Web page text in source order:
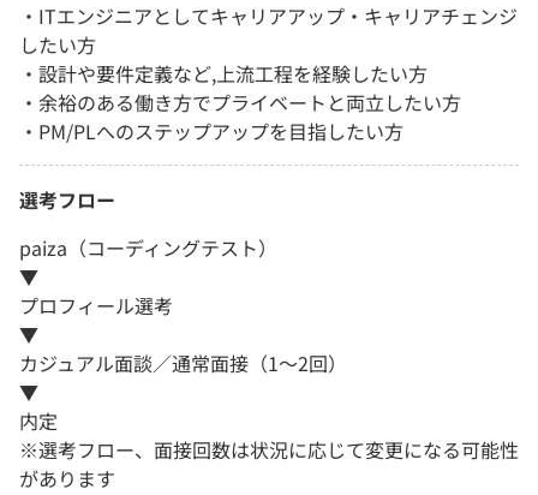
・ITエンジニアとしてキャリアアップ・キャリアチェンジ
したい方
・設計や要件定義など,上流工程を経験したい方
・余裕のある働き方でプライベートと両立したい方
・PM/PLへのステップアップを目指したい方
選考フロー
paiza（コーディングテスト）
▼
プロフィール選考
▼
カジュアル面談／通常面接（1～2回）
▼
内定
※選考フロー、面接回数は状況に応じて変更になる可能性
があります